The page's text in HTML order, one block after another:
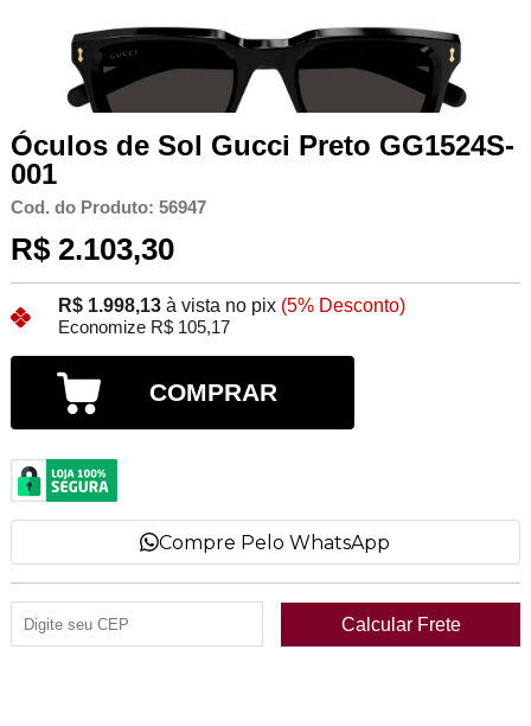
Óculos de Sol Gucci Preto GG1524S-
001
Cod. do Produto: 56947
R$ 2.103,30
R$ 1.998,13 à vista no pix (5% Desconto)
Economize R$ 105,17
COMPRAR
Compre Pelo WhatsApp